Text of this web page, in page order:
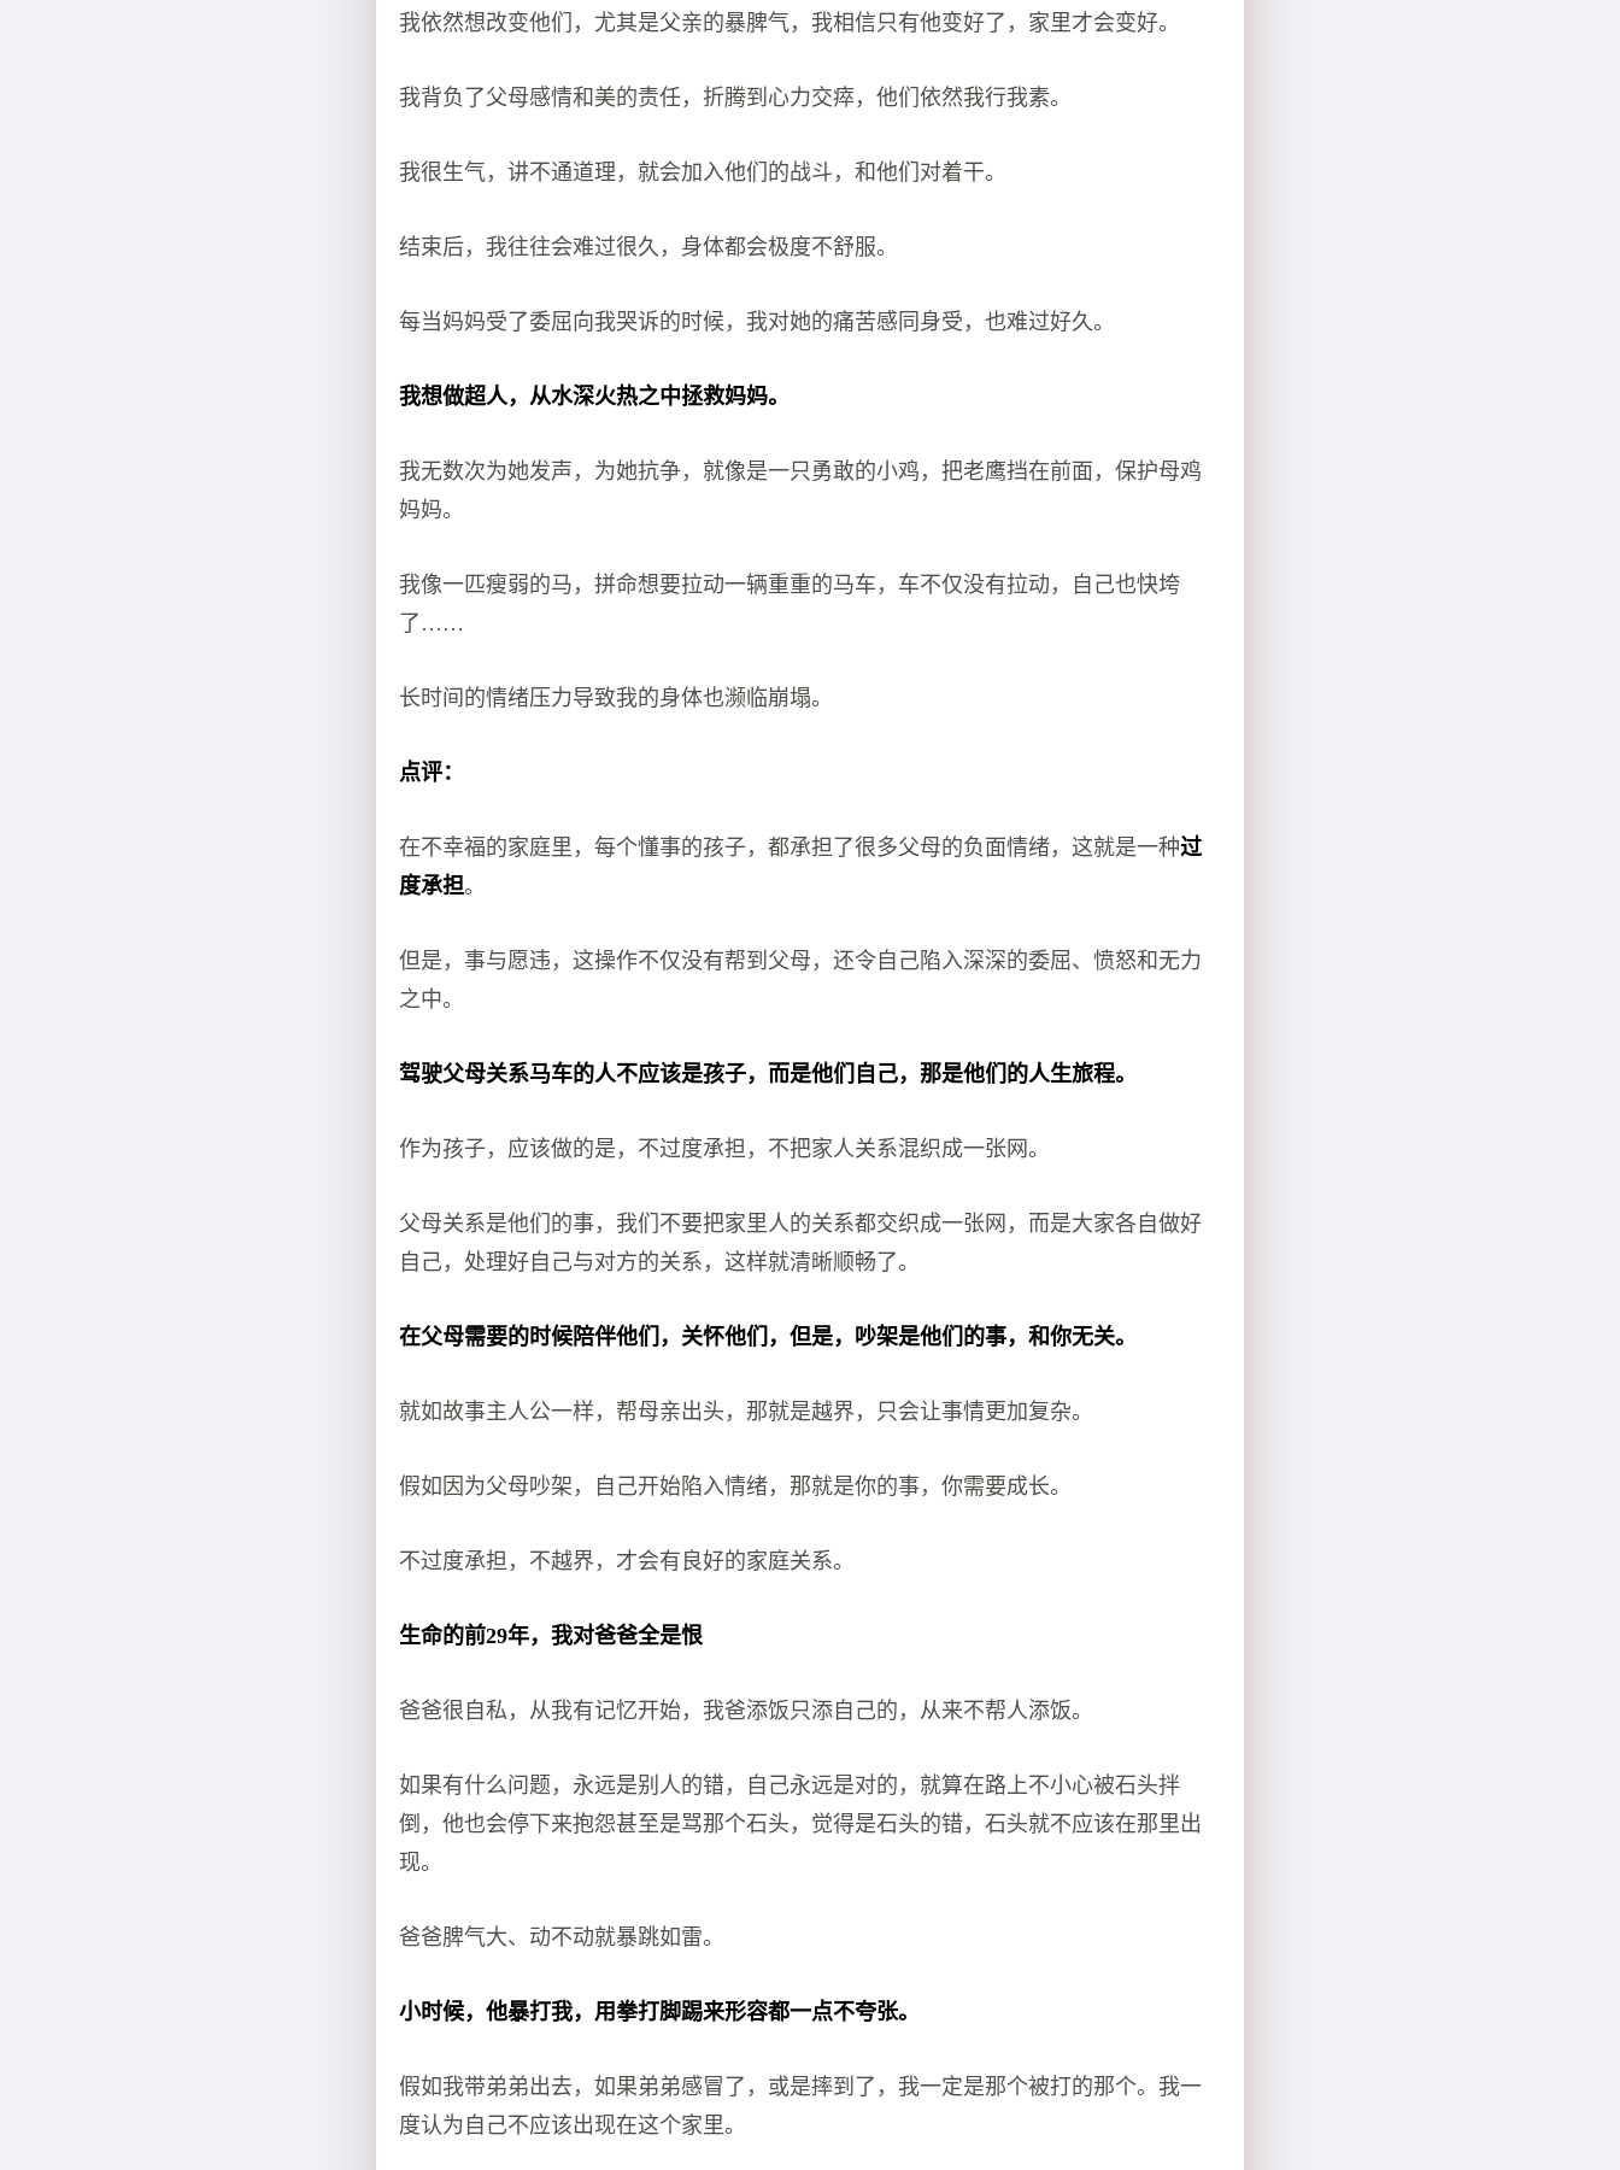
我依然想改变他们，尤其是父亲的暴脾气，我相信只有他变好了，家里才会变好。
我背负了父母感情和美的责任，折腾到心力交瘁，他们依然我行我素。
我很生气，讲不通道理，就会加入他们的战斗，和他们对着干。
结束后，我往往会难过很久，身体都会极度不舒服。
每当妈妈受了委屈向我哭诉的时候，我对她的痛苦感同身受，也难过好久。
我想做超人，从水深火热之中拯救妈妈。
我无数次为她发声，为她抗争，就像是一只勇敢的小鸡，把老鹰挡在前面，保护母鸡
妈妈。
我像一匹瘦弱的马，拼命想要拉动一辆重重的马车，车不仅没有拉动，自己也快垮
了……
长时间的情绪压力导致我的身体也濒临崩塌。
点评：
在不幸福的家庭里，每个懂事的孩子，都承担了很多父母的负面情绪，这就是一种过
度承担。
但是，事与愿违，这操作不仅没有帮到父母，还令自己陷入深深的委屈、愤怒和无力
之中。
驾驶父母关系马车的人不应该是孩子，而是他们自己，那是他们的人生旅程。
作为孩子，应该做的是，不过度承担，不把家人关系混织成一张网。
父母关系是他们的事，我们不要把家里人的关系都交织成一张网，而是大家各自做好
自己，处理好自己与对方的关系，这样就清晰顺畅了。
在父母需要的时候陪伴他们，关怀他们，但是，吵架是他们的事，和你无关。
就如故事主人公一样，帮母亲出头，那就是越界，只会让事情更加复杂。
假如因为父母吵架，自己开始陷入情绪，那就是你的事，你需要成长。
不过度承担，不越界，才会有良好的家庭关系。
生命的前29年，我对爸爸全是恨
爸爸很自私，从我有记忆开始，我爸添饭只添自己的，从来不帮人添饭。
如果有什么问题，永远是别人的错，自己永远是对的，就算在路上不小心被石头拌
倒，他也会停下来抱怨甚至是骂那个石头，觉得是石头的错，石头就不应该在那里出
现。
爸爸脾气大、动不动就暴跳如雷。
小时候，他暴打我，用拳打脚踢来形容都一点不夸张。
假如我带弟弟出去，如果弟弟感冒了，或是摔到了，我一定是那个被打的那个。我一
度认为自己不应该出现在这个家里。